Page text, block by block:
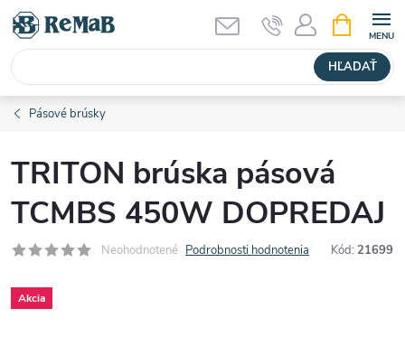
Prejsť
obsah
HĽADAŤ
KOŠÍK
Pásové brúsky
TRITON brúska pásová
TCMBS 450W DOPREDAJ
Neohodnotené Podrobnosti hodnotenia Kód: 21699
Akcia